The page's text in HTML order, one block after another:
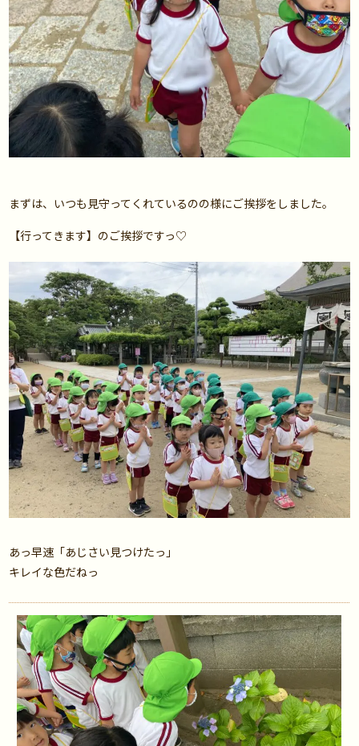
まずは、いつも見守ってくれているのの様にご挨拶をしました。
【行ってきます】のご挨拶ですっ♡
あっ早速「あじさい見つけたっ」
キレイな色だねっ